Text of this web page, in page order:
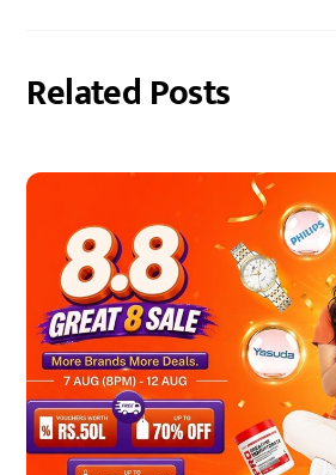
Related Posts